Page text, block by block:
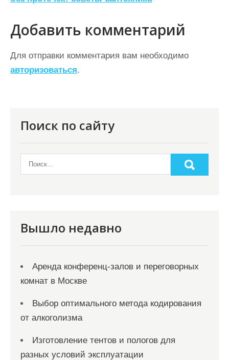
и
г
а
ц
и
м
Добавить комментарий
Для отправки комментария вам необходимо
авторизоваться.
Поиск по сайту
Вышло недавно
Аренда конференц-залов и переговорных
комнат в Москве
Выбор оптимального метода кодирования
от алкоголизма
Изготовление тентов и пологов для
разных условий эксплуатации